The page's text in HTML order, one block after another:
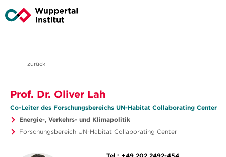
zurück
Prof. Dr. Oliver Lah
Co-Leiter des Forschungsbereichs UN-Habitat Collaborating Center
Energie-, Verkehrs- und Klimapolitik
Forschungsbereich UN-Habitat Collaborating Center